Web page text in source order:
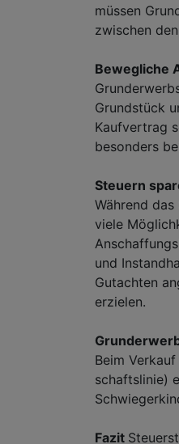
müssen
zwischen
Bewegliche
Grundstück
Kaufvertrag
besonders
Steuern
Während
viele
und
Gutachten
erzielen.
Beim
schaftslinie)
Fazit